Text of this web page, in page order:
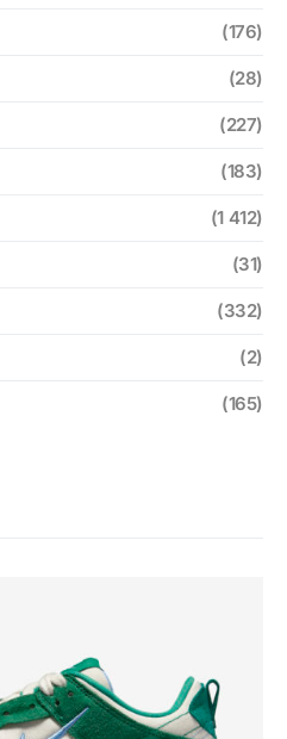
(176)
(28)
(227)
(183)
(1 412)
(31)
(332)
(2)
(165)